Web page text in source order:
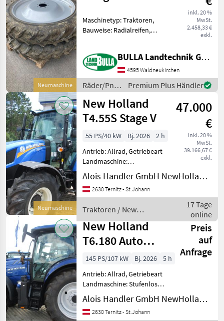
Holland
Neumaschine
IH / New Holland
inkl. 20 %
MwSt.
2.458,33 €
exkl.
Maschinetyp: Traktoren,
Bauweise: Radialreifen,
Pflegeräder, Felgen
Pflegeräder Taurus +
Dimension 270/95 R42 +
Fixfelge + pass
BULLA Landtechnik GmbH
4595 Waldneukirchen
Räder/Pneu/Felgen
/ Taurus
Premium Plus Händler
Neumaschine
New Holland
T4.55S Stage V
47.000
€
inkl. 20 %
MwSt.
39.166,67 €
exkl.
55 PS/40 kW Bj. 2026
2 h
Antrieb: Allrad, Getriebeart
Landmaschine:
Schaltgetriebe, Plattform:
Kabine,
Zapfwellendrehzahl:
Höchstgeschwindigkeit in
km/h: 40 km/h, Aufladung:
Turbolader
Alois Handler GmbH NewHolland, MacDon u.Toyota Vertragshändler
2630 Ternitz - St.Johann
Traktoren / New
Holland
17 Tage
online
New Holland
T6.180 Auto
Command
(Stage V)
Preis
auf
Anfrage
145 PS/107 kW Bj. 2026
5 h
Antrieb: Allrad, Getriebeart
Landmaschine: Stufenloses
Getriebe, Plattform: Kabine,
Zapfwellendrehzahl:
540/540E/1000,
Alois Handler GmbH NewHolland, MacDon u.Toyota Vertragshändler
2630 Ternitz - St.Johann